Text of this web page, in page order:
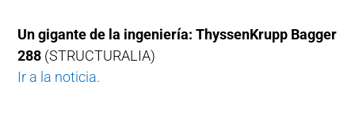
Un gigante de la ingeniería: ThyssenKrupp Bagger
288 (STRUCTURALIA)
Ir a la noticia.